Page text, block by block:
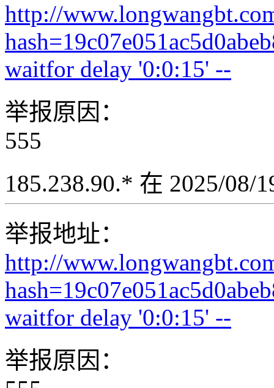
http://
waitfor delay '0:0:15' --
举报原因：
555
185.238.90.* 在 2025/08/
举报地址：
http://
waitfor delay '0:0:15' --
举报原因：